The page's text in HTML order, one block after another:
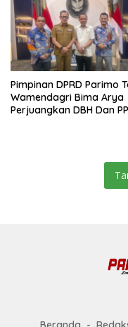
Pimpinan DPRD Parimo
Wamendagri Bima Arya
Perjuangkan DBH Dan